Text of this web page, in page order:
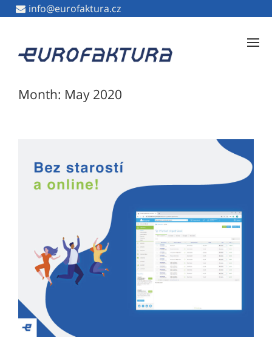
info@eurofaktura.cz
info@eurofaktura.cz
Month: May 2020